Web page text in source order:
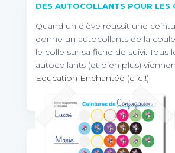
DES AUTOCOLLANTS POUR LES
Quand un élève réussit une
donne un autocollants de la
le colle sur sa fiche de suivi. Tous
autocollants (et bien plus)
Education Enchantée (clic !)